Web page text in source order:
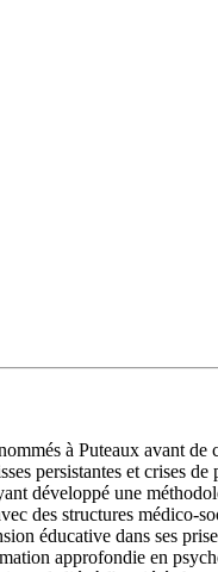
à Puteaux avant
persistantes et crises
développé une
des structures médico-
éducative dans ses
approfondie en